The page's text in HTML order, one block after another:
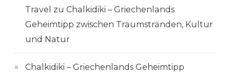
Travel zu Chalkidiki – Griechenlands
Geheimtipp zwischen Traumstränden, Kultur
und Natur
Chalkidiki – Griechenlands Geheimtipp